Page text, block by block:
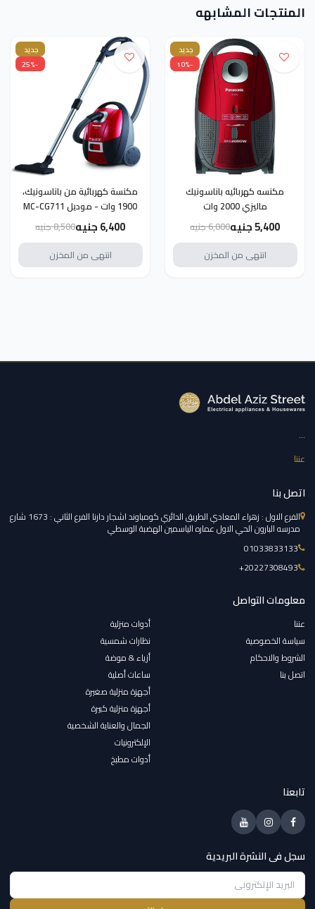
المنتجات المشابهه
جديد
-10%
مكنسه كهربائيه باناسونيك
ماليزي 2000 وات
5,400 جنيه
6,000 جنيه
انتهى من المخزن
جديد
-25%
مكنسة كهربائية من باناسونيك،
1900 وات - موديل MC-CG711
6,400 جنيه
8,500 جنيه
انتهى من المخزن
...
عننا
اتصل بنا
الفرع الاول : زهراء المعادي الطريق الدائري كومباوند اشجار دارنا الفرع الثاني : 1673 شارع
مدرسه البارون الحي الاول عماره الياسمين الهضبة الوسطي
01033833133
‎+20227308493
معلومات التواصل
عننا
سياسة الخصوصية
الشروط والاحكام
اتصل بنا
أدوات منزلية
نظارات شمسية
أزياء & موضة
ساعات أصلية
أجهزة منزلية صغيرة
أجهزة منزلية كبيرة
الجمال والعناية الشخصية
الإلكترونيات
أدوات مطبخ
تابعنا
سجل فى النشرة البريدية